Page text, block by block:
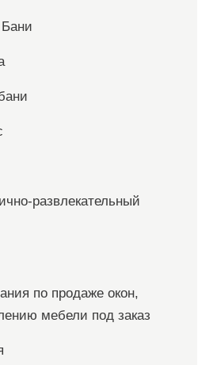
развлекательный
по продаже окон,
мебели под заказ